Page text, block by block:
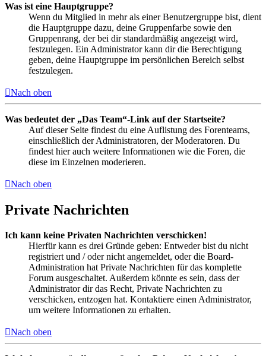
Was ist eine Hauptgruppe?
Wenn du Mitglied in mehr als einer Benutzergruppe bist, dient
die Hauptgruppe dazu, deine Gruppenfarbe sowie den
Gruppenrang, der bei dir standardmäßig angezeigt wird,
festzulegen. Ein Administrator kann dir die Berechtigung
geben, deine Hauptgruppe im persönlichen Bereich selbst
festzulegen.
Nach oben
Was bedeutet der „Das Team“-Link auf der Startseite?
Auf dieser Seite findest du eine Auflistung des Forenteams,
einschließlich der Administratoren, der Moderatoren. Du
findest hier auch weitere Informationen wie die Foren, die
diese im Einzelnen moderieren.
Nach oben
Private Nachrichten
Ich kann keine Privaten Nachrichten verschicken!
Hierfür kann es drei Gründe geben: Entweder bist du nicht
registriert und / oder nicht angemeldet, oder die Board-
Administration hat Private Nachrichten für das komplette
Forum ausgeschaltet. Außerdem könnte es sein, dass der
Administrator dir das Recht, Private Nachrichten zu
verschicken, entzogen hat. Kontaktiere einen Administrator,
um weitere Informationen zu erhalten.
Nach oben